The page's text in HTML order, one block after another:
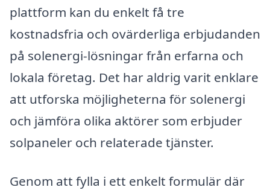
plattform kan du enkelt få tre
kostnadsfria och ovärderliga erbjudanden
på solenergi-lösningar från erfarna och
lokala företag. Det har aldrig varit enklare
att utforska möjligheterna för solenergi
och jämföra olika aktörer som erbjuder
solpaneler och relaterade tjänster.
Genom att fylla i ett enkelt formulär där